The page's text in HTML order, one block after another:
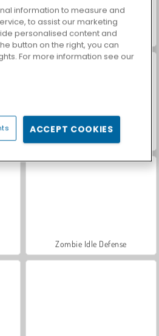
Car Parking City Duel
Zombie Idle Defense
information to measure and
to assist our marketing
personalised content and
button on the right, you can
For more information see our
ACCEPT COOKIES